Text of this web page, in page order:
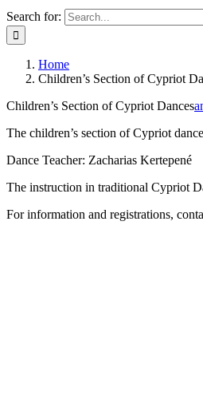
Search for:
Home
Children’s Section of Cypriot
Children’s Section of Cypriot Dances
The children’s section of Cypriot
Dance Teacher: Zacharias Kertepené
The instruction in traditional Cypriot
For information and registrations,